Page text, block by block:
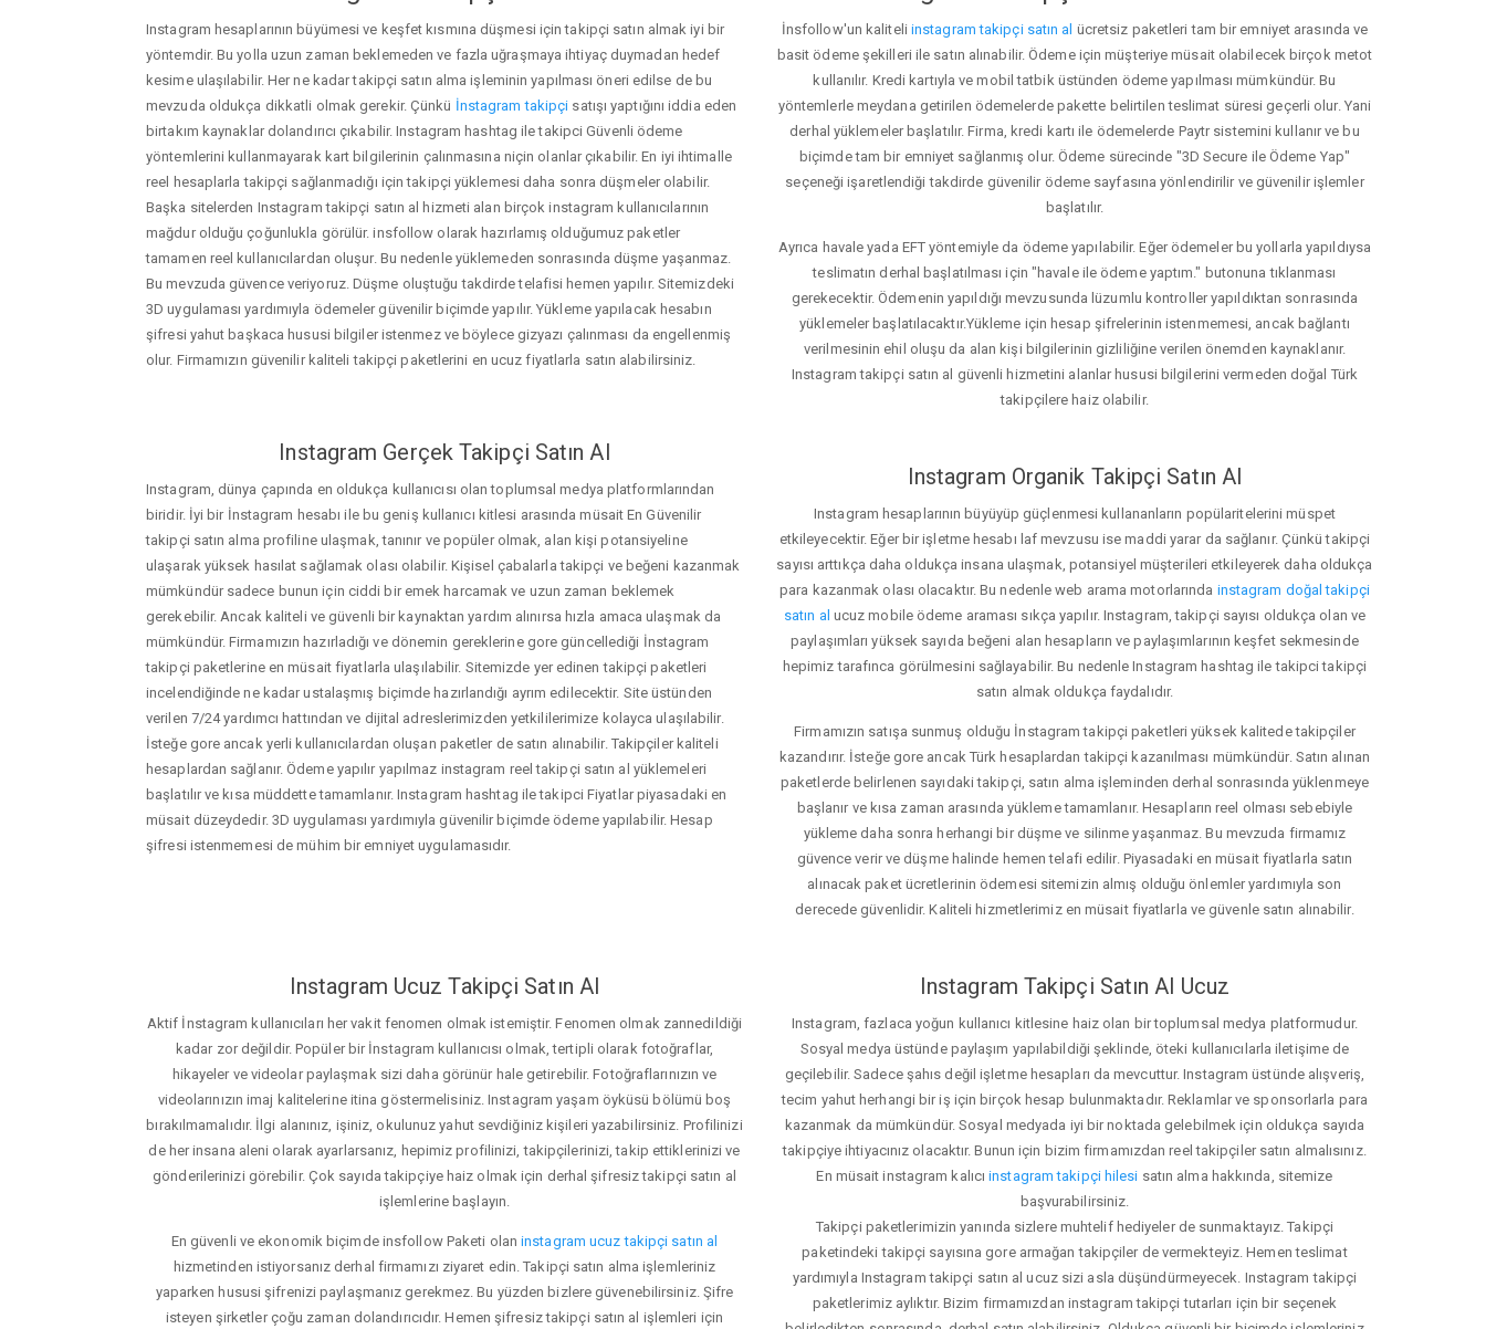
Instagram hesaplarının büyümesi ve keşfet kısmına düşmesi için takipçi satın almak iyi bir
yöntemdir. Bu yolla uzun zaman beklemeden ve fazla uğraşmaya ihtiyaç duymadan hedef
kesime ulaşılabilir. Her ne kadar takipçi satın alma işleminin yapılması öneri edilse de bu
mevzuda oldukça dikkatli olmak gerekir. Çünkü İnstagram takipçi satışı yaptığını iddia eden
birtakım kaynaklar dolandırıcı çıkabilir. Instagram hashtag ile takipci Güvenli ödeme
yöntemlerini kullanmayarak kart bilgilerinin çalınmasına niçin olanlar çıkabilir. En iyi ihtimalle
reel hesaplarla takipçi sağlanmadığı için takipçi yüklemesi daha sonra düşmeler olabilir.
Başka sitelerden Instagram takipçi satın al hizmeti alan birçok instagram kullanıcılarının
mağdur olduğu çoğunlukla görülür. insfollow olarak hazırlamış olduğumuz paketler
tamamen reel kullanıcılardan oluşur. Bu nedenle yüklemeden sonrasında düşme yaşanmaz.
Bu mevzuda güvence veriyoruz. Düşme oluştuğu takdirde telafisi hemen yapılır. Sitemizdeki
3D uygulaması yardımıyla ödemeler güvenilir biçimde yapılır. Yükleme yapılacak hesabın
şifresi yahut başkaca hususi bilgiler istenmez ve böylece gizyazı çalınması da engellenmiş
olur. Firmamızın güvenilir kaliteli takipçi paketlerini en ucuz fiyatlarla satın alabilirsiniz.
İnsfollow'un kaliteli instagram takipçi satın al ücretsiz paketleri tam bir emniyet arasında ve
basit ödeme şekilleri ile satın alınabilir. Ödeme için müşteriye müsait olabilecek birçok metot
kullanılır. Kredi kartıyla ve mobil tatbik üstünden ödeme yapılması mümkündür. Bu
yöntemlerle meydana getirilen ödemelerde pakette belirtilen teslimat süresi geçerli olur. Yani
derhal yüklemeler başlatılır. Firma, kredi kartı ile ödemelerde Paytr sistemini kullanır ve bu
biçimde tam bir emniyet sağlanmış olur. Ödeme sürecinde "3D Secure ile Ödeme Yap"
seçeneği işaretlendiği takdirde güvenilir ödeme sayfasına yönlendirilir ve güvenilir işlemler
başlatılır.
Ayrıca havale yada EFT yöntemiyle da ödeme yapılabilir. Eğer ödemeler bu yollarla yapıldıysa
teslimatın derhal başlatılması için "havale ile ödeme yaptım." butonuna tıklanması
gerekecektir. Ödemenin yapıldığı mevzusunda lüzumlu kontroller yapıldıktan sonrasında
yüklemeler başlatılacaktır.Yükleme için hesap şifrelerinin istenmemesi, ancak bağlantı
verilmesinin ehil oluşu da alan kişi bilgilerinin gizliliğine verilen önemden kaynaklanır.
Instagram takipçi satın al güvenli hizmetini alanlar hususi bilgilerini vermeden doğal Türk
takipçilere haiz olabilir.
Instagram Gerçek Takipçi Satın Al
Instagram, dünya çapında en oldukça kullanıcısı olan toplumsal medya platformlarından
biridir. İyi bir İnstagram hesabı ile bu geniş kullanıcı kitlesi arasında müsait En Güvenilir
takipçi satın alma profiline ulaşmak, tanınır ve popüler olmak, alan kişi potansiyeline
ulaşarak yüksek hasılat sağlamak olası olabilir. Kişisel çabalarla takipçi ve beğeni kazanmak
mümkündür sadece bunun için ciddi bir emek harcamak ve uzun zaman beklemek
gerekebilir. Ancak kaliteli ve güvenli bir kaynaktan yardım alınırsa hızla amaca ulaşmak da
mümkündür. Firmamızın hazırladığı ve dönemin gereklerine gore güncellediği İnstagram
takipçi paketlerine en müsait fiyatlarla ulaşılabilir. Sitemizde yer edinen takipçi paketleri
incelendiğinde ne kadar ustalaşmış biçimde hazırlandığı ayrım edilecektir. Site üstünden
verilen 7/24 yardımcı hattından ve dijital adreslerimizden yetkililerimize kolayca ulaşılabilir.
İsteğe gore ancak yerli kullanıcılardan oluşan paketler de satın alınabilir. Takipçiler kaliteli
hesaplardan sağlanır. Ödeme yapılır yapılmaz instagram reel takipçi satın al yüklemeleri
başlatılır ve kısa müddette tamamlanır. Instagram hashtag ile takipci Fiyatlar piyasadaki en
müsait düzeydedir. 3D uygulaması yardımıyla güvenilir biçimde ödeme yapılabilir. Hesap
şifresi istenmemesi de mühim bir emniyet uygulamasıdır.
Instagram Organik Takipçi Satın Al
Instagram hesaplarının büyüyüp güçlenmesi kullananların popülaritelerini müspet
etkileyecektir. Eğer bir işletme hesabı laf mevzusu ise maddi yarar da sağlanır. Çünkü takipçi
sayısı arttıkça daha oldukça insana ulaşmak, potansiyel müşterileri etkileyerek daha oldukça
para kazanmak olası olacaktır. Bu nedenle web arama motorlarında instagram doğal takipçi
satın al ucuz mobile ödeme araması sıkça yapılır. Instagram, takipçi sayısı oldukça olan ve
paylaşımları yüksek sayıda beğeni alan hesapların ve paylaşımlarının keşfet sekmesinde
hepimiz tarafınca görülmesini sağlayabilir. Bu nedenle Instagram hashtag ile takipci takipçi
satın almak oldukça faydalıdır.
Firmamızın satışa sunmuş olduğu İnstagram takipçi paketleri yüksek kalitede takipçiler
kazandırır. İsteğe gore ancak Türk hesaplardan takipçi kazanılması mümkündür. Satın alınan
paketlerde belirlenen sayıdaki takipçi, satın alma işleminden derhal sonrasında yüklenmeye
başlanır ve kısa zaman arasında yükleme tamamlanır. Hesapların reel olması sebebiyle
yükleme daha sonra herhangi bir düşme ve silinme yaşanmaz. Bu mevzuda firmamız
güvence verir ve düşme halinde hemen telafi edilir. Piyasadaki en müsait fiyatlarla satın
alınacak paket ücretlerinin ödemesi sitemizin almış olduğu önlemler yardımıyla son
derecede güvenlidir. Kaliteli hizmetlerimiz en müsait fiyatlarla ve güvenle satın alınabilir.
Instagram Ucuz Takipçi Satın Al
Aktif İnstagram kullanıcıları her vakit fenomen olmak istemiştir. Fenomen olmak zannedildiği
kadar zor değildir. Popüler bir İnstagram kullanıcısı olmak, tertipli olarak fotoğraflar,
hikayeler ve videolar paylaşmak sizi daha görünür hale getirebilir. Fotoğraflarınızın ve
videolarınızın imaj kalitelerine itina göstermelisiniz. Instagram yaşam öyküsü bölümü boş
bırakılmamalıdır. İlgi alanınız, işiniz, okulunuz yahut sevdiğiniz kişileri yazabilirsiniz. Profilinizi
de her insana aleni olarak ayarlarsanız, hepimiz profilinizi, takipçilerinizi, takip ettiklerinizi ve
gönderilerinizi görebilir. Çok sayıda takipçiye haiz olmak için derhal şifresiz takipçi satın al
işlemlerine başlayın.
En güvenli ve ekonomik biçimde insfollow Paketi olaninstagram ucuz takipçi satın al
hizmetinden istiyorsanız derhal firmamızı ziyaret edin. Takipçi satın alma işlemleriniz
yaparken hususi şifrenizi paylaşmanız gerekmez. Bu yüzden bizlere güvenebilirsiniz. Şifre
isteyen şirketler çoğu zaman dolandırıcıdır. Hemen şifresiz takipçi satın al işlemleri için
Instagram Takipçi Satın Al Ucuz
Instagram, fazlaca yoğun kullanıcı kitlesine haiz olan bir toplumsal medya platformudur.
Sosyal medya üstünde paylaşım yapılabildiği şeklinde, öteki kullanıcılarla iletişime de
geçilebilir. Sadece şahıs değil işletme hesapları da mevcuttur. Instagram üstünde alışveriş,
tecim yahut herhangi bir iş için birçok hesap bulunmaktadır. Reklamlar ve sponsorlarla para
kazanmak da mümkündür. Sosyal medyada iyi bir noktada gelebilmek için oldukça sayıda
takipçiye ihtiyacınız olacaktır. Bunun için bizim firmamızdan reel takipçiler satın almalısınız.
En müsait instagram kalıcıinstagram takipçi hilesi satın alma hakkında, sitemize
başvurabilirsiniz.
Takipçi paketlerimizin yanında sizlere muhtelif hediyeler de sunmaktayız. Takipçi
paketindeki takipçi sayısına gore armağan takipçiler de vermekteyiz. Hemen teslimat
yardımıyla Instagram takipçi satın al ucuz sizi asla düşündürmeyecek. Instagram takipçi
paketlerimiz aylıktır. Bizim firmamızdan instagram takipçi tutarları için bir seçenek